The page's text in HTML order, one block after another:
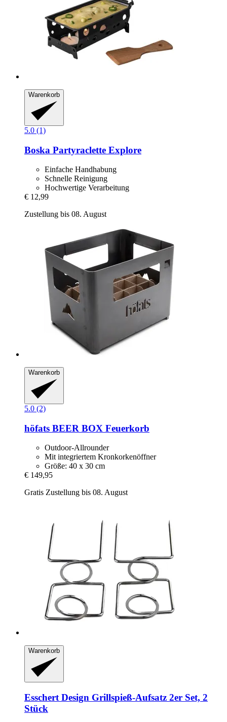
Warenkorb
5.0 (1)
Boska Partyraclette Explore
Einfache Handhabung
Schnelle Reinigung
Hochwertige Verarbeitung
€ 12,99
Zustellung bis 08. August
Warenkorb
5.0 (2)
höfats BEER BOX Feuerkorb
Outdoor-Allrounder
Mit integriertem Kronkorkenöffner
Größe: 40 x 30 cm
€ 149,95
Gratis Zustellung bis 08. August
Warenkorb
Esschert Design Grillspieß-​Aufsatz 2er Set, 2
Stück